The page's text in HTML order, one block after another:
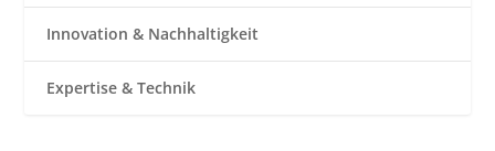
Innovation & Nachhaltigkeit
Expertise & Technik